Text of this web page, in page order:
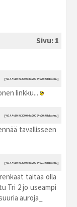
Sivu: 1
[%14.%10.%2006 kla2006 %20:%lokakuu]
linkku...
[%14.%10.%2006 kla2006 %20:%lokakuu]
tavallisseen
[%14.%10.%2006 kla2006 %21:%lokakuu]
taitaa olla
Tri 2 jo useampi
auroja_